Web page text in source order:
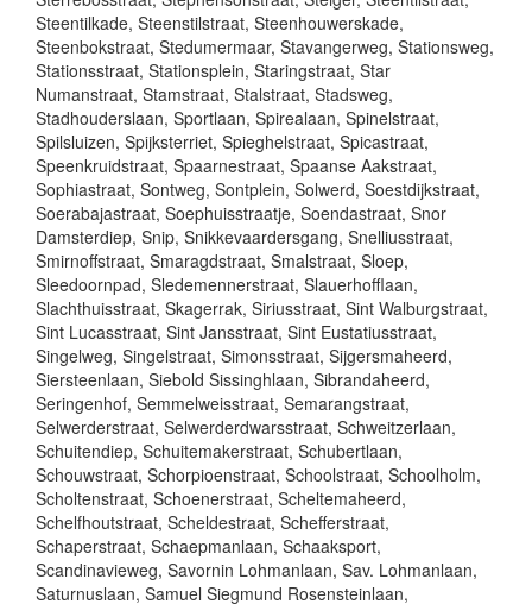
Steentilkade, Steenstilstraat, Steenhouwerskade,
Steenbokstraat, Stedumermaar, Stavangerweg, Stationsweg,
Stationsstraat, Stationsplein, Staringstraat, Star
Numanstraat, Stamstraat, Stalstraat, Stadsweg,
Stadhouderslaan, Sportlaan, Spirealaan, Spinelstraat,
Spilsluizen, Spijksterriet, Spieghelstraat, Spicastraat,
Speenkruidstraat, Spaarnestraat, Spaanse Aakstraat,
Sophiastraat, Sontweg, Sontplein, Solwerd, Soestdijkstraat,
Soerabajastraat, Soephuisstraatje, Soendastraat, Snor
Damsterdiep, Snip, Snikkevaardersgang, Snelliusstraat,
Smirnoffstraat, Smaragdstraat, Smalstraat, Sloep,
Sleedoornpad, Sledemennerstraat, Slauerhofflaan,
Slachthuisstraat, Skagerrak, Siriusstraat, Sint Walburgstraat,
Sint Lucasstraat, Sint Jansstraat, Sint Eustatiusstraat,
Singelweg, Singelstraat, Simonsstraat, Sijgersmaheerd,
Siersteenlaan, Siebold Sissinghlaan, Sibrandaheerd,
Seringenhof, Semmelweisstraat, Semarangstraat,
Selwerderstraat, Selwerderdwarsstraat, Schweitzerlaan,
Schuitendiep, Schuitemakerstraat, Schubertlaan,
Schouwstraat, Schorpioenstraat, Schoolstraat, Schoolholm,
Scholtenstraat, Schoenerstraat, Scheltemaheerd,
Schelfhoutstraat, Scheldestraat, Schefferstraat,
Schaperstraat, Schaepmanlaan, Schaaksport,
Scandinavieweg, Savornin Lohmanlaan, Sav. Lohmanlaan,
Saturnuslaan, Samuel Siegmund Rosensteinlaan,